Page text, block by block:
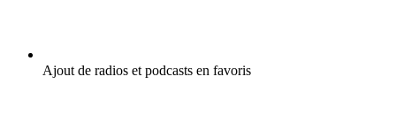
Ajout de radios et podcasts en favoris